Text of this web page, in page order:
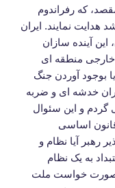
که رفراندوم
هدایت نمایند. ایران
این آینده سازان
خارجی منطقه ای
بوجود آوردن جنگ
خدشه ای و ضربه
گردم و این سئوال
اساسی
رهبر آیا نظام و
به یک نظام
خواست ملت